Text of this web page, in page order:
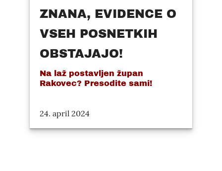
ZNANA, EVIDENCE O
VSEH POSNETKIH
OBSTAJAJO!
Na laž postavljen župan
Rakovec? Presodite sami!
24. april 2024